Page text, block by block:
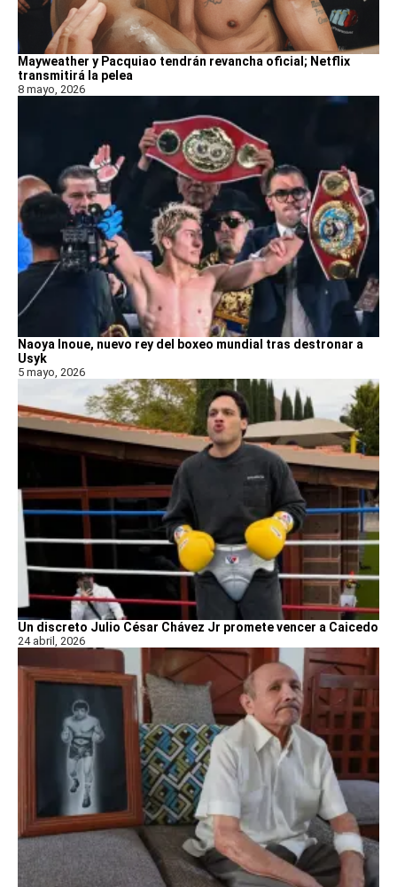
Mayweather y Pacquiao tendrán revancha oficial; Netflix
transmitirá la pelea
8 mayo, 2026
Naoya Inoue, nuevo rey del boxeo mundial tras destronar a
Usyk
5 mayo, 2026
Un discreto Julio César Chávez Jr promete vencer a Caicedo
24 abril, 2026